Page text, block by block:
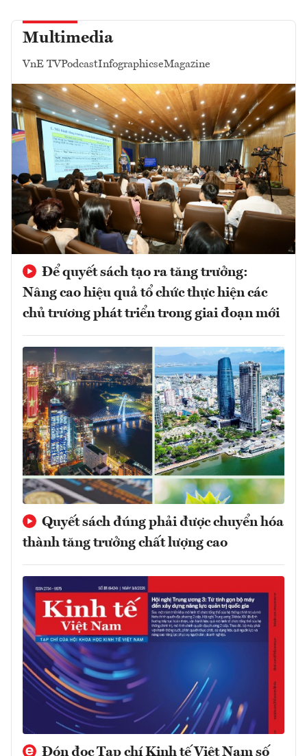
Multimedia
VnE TVPodcastInfographicseMagazine
Để quyết sách tạo ra tăng trưởng:
Nâng cao hiệu quả tổ chức thực hiện các
chủ trương phát triển trong giai đoạn mới
Quyết sách đúng phải được chuyển hóa
thành tăng trưởng chất lượng cao
Đón đọc Tạp chí Kinh tế Việt Nam số